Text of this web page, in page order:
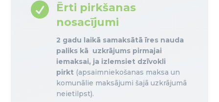

Ērti pirkšanas
nosacījumi
2 gadu laikā samaksātā īres nauda
paliks kā uzkrājums pirmajai
iemaksai, ja izlemsiet dzīvokli
pirkt (apsaimniekošanas maksa un
komunālie maksājumi šajā uzkrājumā
neietilpst).